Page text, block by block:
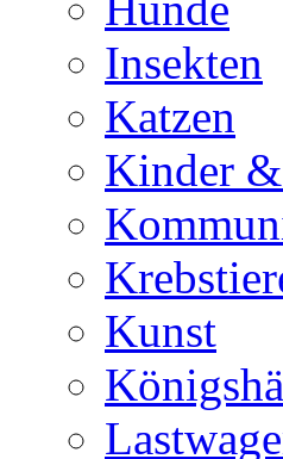
Insekten
Katzen
Kinder
Kunst